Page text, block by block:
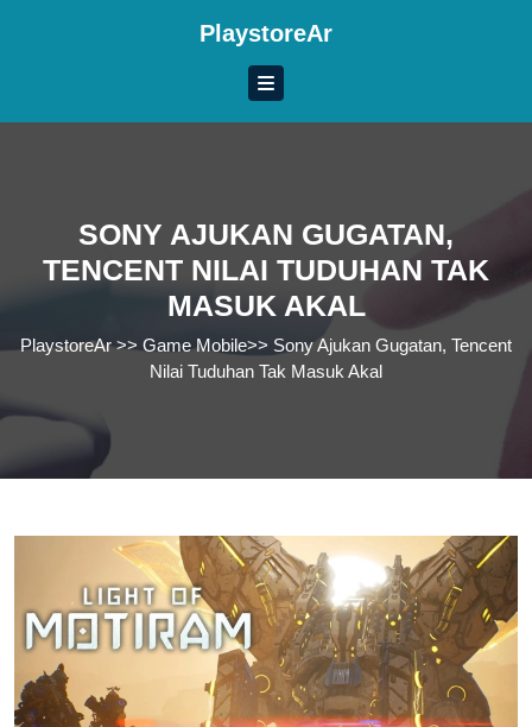
PlaystoreAr
SONY AJUKAN GUGATAN,
TENCENT NILAI TUDUHAN TAK
MASUK AKAL
PlaystoreAr>> Game Mobile>> Sony Ajukan Gugatan, Tencent
Nilai Tuduhan Tak Masuk Akal